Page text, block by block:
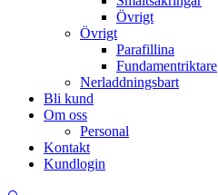
Övrigt
Övrigt
Parafillina
Fundamentriktare
Nerladdningsbart
Bli kund
Om oss
Personal
Kontakt
Kundlogin